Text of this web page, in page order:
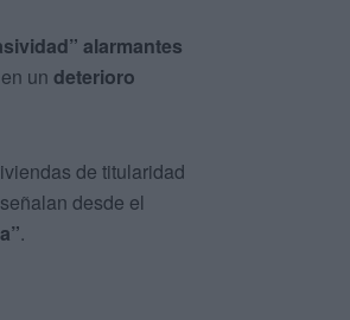
alarmantes
un deterioro
de titularidad
señalan desde el
.